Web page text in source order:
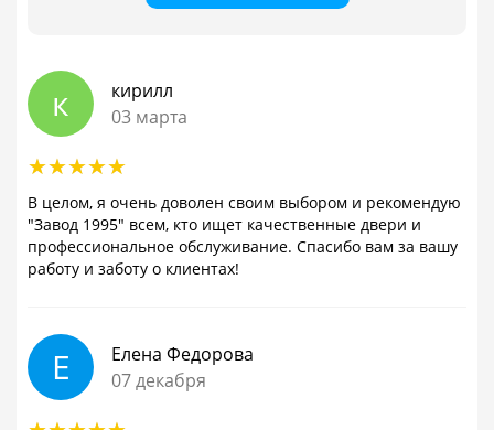
к
кирилл
03 марта
В целом, я очень доволен своим выбором и рекомендую
"Завод 1995" всем, кто ищет качественные двери и
профессиональное обслуживание. Спасибо вам за вашу
работу и заботу о клиентах!
Е
Елена Федорова
07 декабря